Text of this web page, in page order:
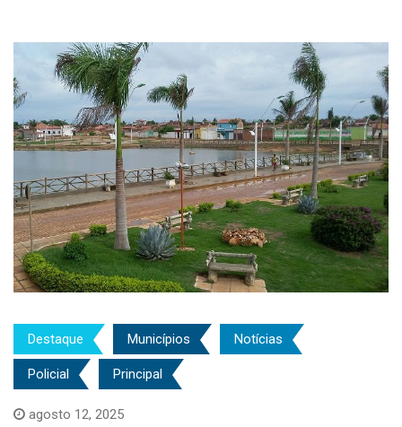
Destaque Municípios Notícias
Policial Principal
agosto 12, 2025